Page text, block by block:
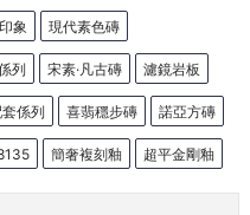
象 現代素色磚
列 宋素·凡古磚 濾鏡岩板
係列 喜翡穩步磚 諾亞方磚
簡奢複刻釉 超平金剛釉